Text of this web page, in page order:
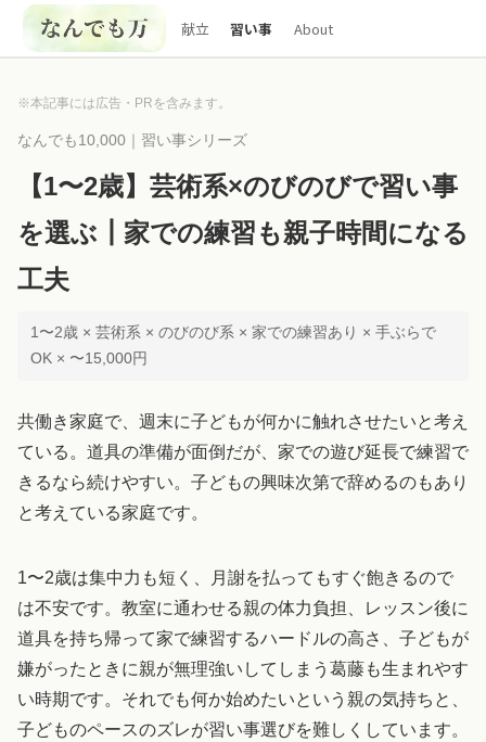
献立 習い事 About
※本記事には広告・PRを含みます。
なんでも10,000｜習い事シリーズ
【1〜2歳】芸術系×のびのびで習い事
を選ぶ┃家での練習も親子時間になる
工夫
1〜2歳 × 芸術系 × のびのび系 × 家での練習あり × 手ぶらで
OK × 〜15,000円
共働き家庭で、週末に子どもが何かに触れさせたいと考え
ている。道具の準備が面倒だが、家での遊び延長で練習で
きるなら続けやすい。子どもの興味次第で辞めるのもあり
と考えている家庭です。
1〜2歳は集中力も短く、月謝を払ってもすぐ飽きるので
は不安です。教室に通わせる親の体力負担、レッスン後に
道具を持ち帰って家で練習するハードルの高さ、子どもが
嫌がったときに親が無理強いしてしまう葛藤も生まれやす
い時期です。それでも何か始めたいという親の気持ちと、
子どものペースのズレが習い事選びを難しくしています。